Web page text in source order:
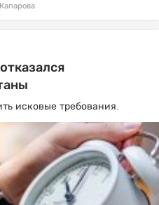
исковые требования.